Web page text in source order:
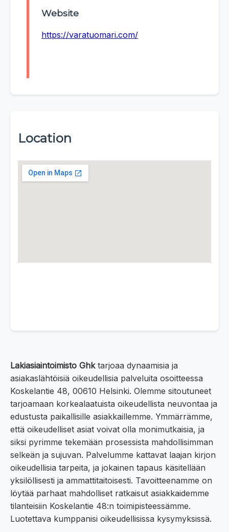
Website
https://varatuomari.com/
Location
Lakiasiaintoimisto Ghktarjoaa dynaamisia ja
asiakaslähtöisiä oikeudellisia palveluita osoitteessa
Koskelantie 48, 00610 Helsinki. Olemme sitoutuneet
tarjoamaan korkealaatuista oikeudellista neuvontaa ja
edustusta paikallisille asiakkaillemme. Ymmärrämme,
että oikeudelliset asiat voivat olla monimutkaisia, ja
siksi pyrimme tekemään prosessista mahdollisimman
selkeän ja sujuvan. Palvelumme kattavat laajan kirjon
oikeudellisia tarpeita, ja jokainen tapaus käsitellään
yksilöllisesti ja ammattitaitoisesti. Tavoitteenamme on
löytää parhaat mahdolliset ratkaisut asiakkaidemme
tilanteisiin Koskelantie 48:n toimipisteessämme.
Luotettava kumppanisi oikeudellisissa kysymyksissä.